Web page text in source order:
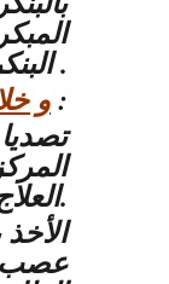
البنكرياس بطريقة أحسن .
و:
العلاج مبكرا و قويا.
عصب